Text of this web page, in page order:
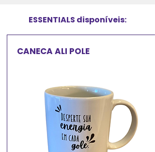
ESSENTIALS disponíveis:
CANECA ALI POLE